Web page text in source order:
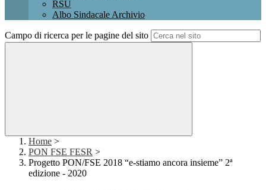
RSU
Albo Sindacale Archivio
Campo di ricerca per le pagine del sito
Home >
PON FSE FESR >
Progetto PON/FSE 2018 “e-stiamo ancora insieme” 2ª
edizione - 2020